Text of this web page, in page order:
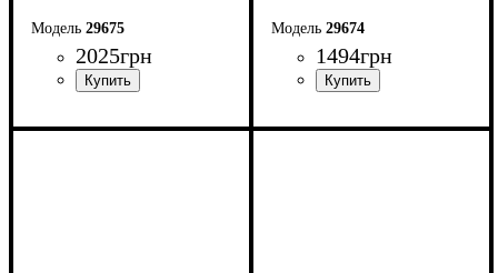
29675
2025грн
Ширина: 50,2 см
29674
1494грн
Ширина: 40 см